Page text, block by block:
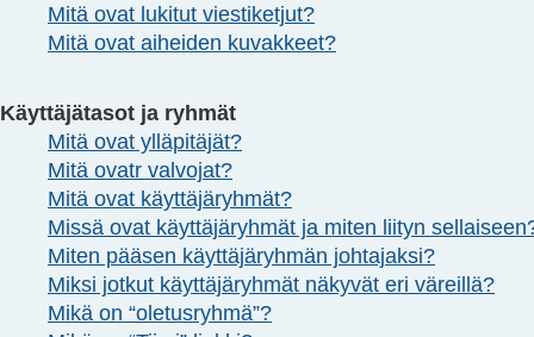
Mitä ovat lukitut viestiketjut?
Mitä ovat aiheiden kuvakkeet?
Käyttäjätasot ja ryhmät
Mitä ovat ylläpitäjät?
Mitä ovatr valvojat?
Mitä ovat käyttäjäryhmät?
Missä ovat käyttäjäryhmät ja miten liityn
Miten pääsen käyttäjäryhmän johtajaksi?
Miksi jotkut käyttäjäryhmät näkyvät eri väreillä?
Mikä on “oletusryhmä”?